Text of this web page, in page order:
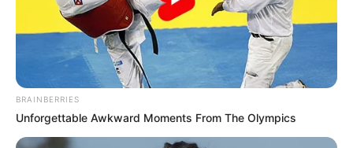
BRAINBERRIES
Unforgettable Awkward Moments From The Olympics